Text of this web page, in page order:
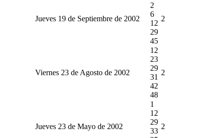
Jueves 19 de Septiembre de 2002
2
6
12
29
45
2
Viernes 23 de Agosto de 2002
12
23
29
31
42
48
2
Jueves 23 de Mayo de 2002
1
12
29
33
2